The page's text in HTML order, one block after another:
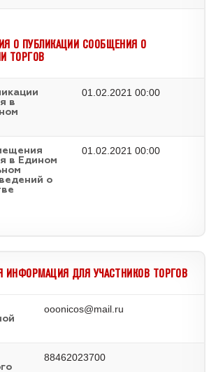
О ПУБЛИКАЦИИ СООБЩЕНИЯ О
ТОРГОВ
в
01.02.2021 00:00
в Едином
о
01.02.2021 00:00
ИНФОРМАЦИЯ ДЛЯ УЧАСТНИКОВ ТОРГОВ
ooonicos@mail.ru
88462023700